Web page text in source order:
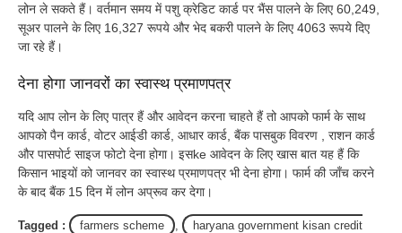
लोन ले सकते हैं। वर्तमान समय में पशु क्रेडिट कार्ड पर भैंस पालने के लिए 60,249,
सूअर पालने के लिए 16,327 रूपये और भेद बकरी पालने के लिए 4063 रूपये दिए
जा रहे हैं।
देना होगा जानवरों का स्वास्थ प्रमाणपत्र
यदि आप लोन के लिए पात्र हैं और आवेदन करना चाहते हैं तो आपको फार्म के साथ
आपको पैन कार्ड, वोटर आईडी कार्ड, आधार कार्ड, बैंक पासबुक विवरण , राशन कार्ड
और पासपोर्ट साइज फोटो देना होगा। इसke आवेदन के लिए खास बात यह हैं कि
किसान भाइयों को जानवर का स्वास्थ प्रमाणपत्र भी देना होगा। फार्म की जाँच करने
के बाद बैंक 15 दिन में लोन अप्रूव कर देगा।
Tagged : farmers scheme haryana government kisan credit